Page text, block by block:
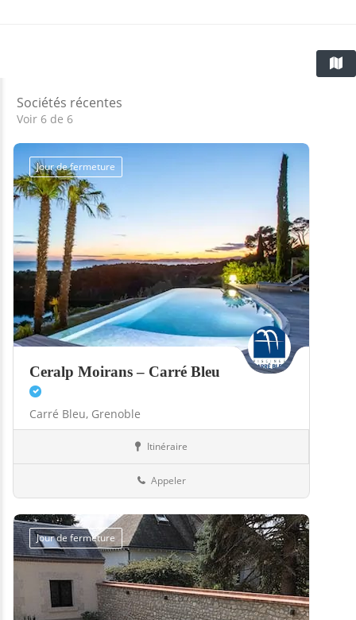
Sociétés récentes
Voir 6 de 6
Jour de fermeture
Ceralp Moirans – Carré Bleu
Carré Bleu, Grenoble
Itinéraire
Appeler
Jour de fermeture